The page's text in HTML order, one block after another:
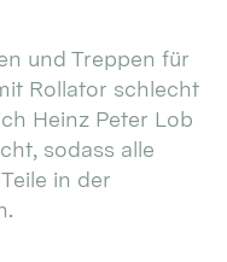
und Treppen für
Rollator schlecht
Heinz Peter Lob
sodass alle
in der